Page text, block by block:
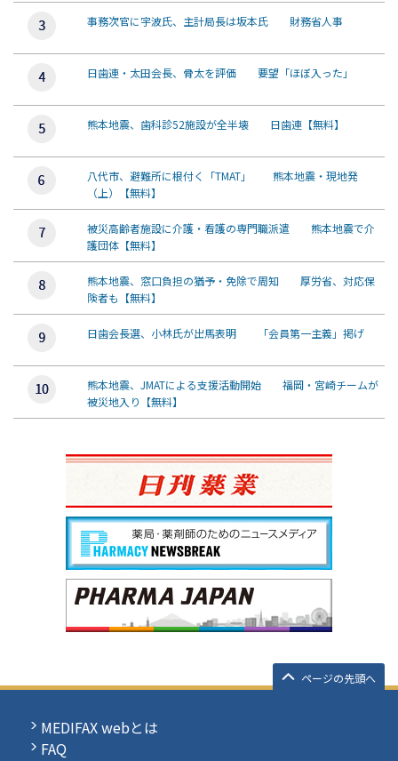
事務次官に宇波氏、主計局長は坂本氏 財務省人事
日歯連・太田会長、骨太を評価 要望「ほぼ入った」
熊本地震、歯科診52施設が全半壊 日歯連【無料】
八代市、避難所に根付く「TMAT」 熊本地震・現地発
（上）【無料】
被災高齢者施設に介護・看護の専門職派遣 熊本地震で介
護団体【無料】
熊本地震、窓口負担の猶予・免除で周知 厚労省、対応保
険者も【無料】
日歯会長選、小林氏が出馬表明 「会員第一主義」掲げ
熊本地震、JMATによる支援活動開始 福岡・宮崎チームが
被災地入り【無料】
ページの先頭へ
MEDIFAX webとは
FAQ